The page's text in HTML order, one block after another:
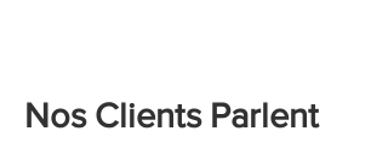
Nos Clients Parlent